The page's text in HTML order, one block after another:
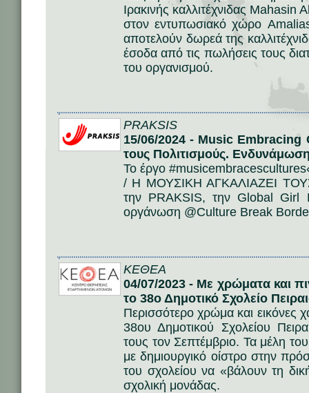
Ιρακινής καλλιτέχνιδας
στον εντυπωσιακό χώρο
αποτελούν δωρεά της
έσοδα από τις πωλήσεις τους
του οργανισμού.
PRAKSIS
15/06/2024 - Music Embracing
τους Πολιτισμούς.
Το έργο
/ Η ΜΟΥΣΙΚΗ ΑΓΚΑΛΙΑΖΕΙ ΤΟΥΣ
την PRAKSIS, την Global Girl
οργάνωση @Culture Break
ΚΕΘΕΑ
04/07/2023 - Mε χρώματα και
το 38ο Δημοτικό Σχολείο
Περισσότερο χρώμα και εικόνες
38ου Δημοτικού Σχολείου
τους τον Σεπτέμβριο. Τα μέλη
με δημιουργικό οίστρο στην
του σχολείου να «βάλουν τη
σχολική μονάδας.